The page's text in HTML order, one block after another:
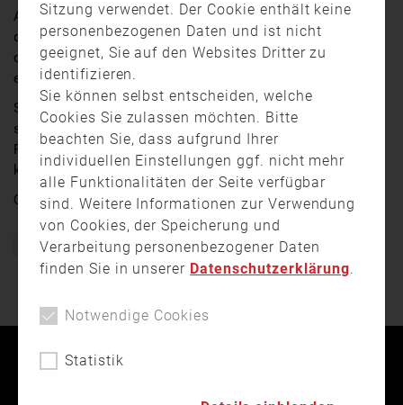
Am Mittwoch (12. Juni) hat die First-Responder-Einheit
der Feuerwehr einem 3-jährigen Buben in Obermenzing
das Leben gerettet, der beinahe an einer Tomate
erstickt wäre.
Stefan Osterloher von der Berufsfeuerwehr München
stellt in einem Interview die First Responder der
Feuerwehr vor und erklärt, wann sie zum Einsatz
kommen.
Quelle:muenchen.tv
Bayern Erste Hilfe Feuerwehr
Kontakt
Sitzung verwendet. Der Cookie enthält keine
personenbezogenen Daten und ist nicht
geeignet, Sie auf den Websites Dritter zu
identifizieren.
Sie können selbst entscheiden, welche
Cookies Sie zulassen möchten. Bitte
beachten Sie, dass aufgrund Ihrer
individuellen Einstellungen ggf. nicht mehr
alle Funktionalitäten der Seite verfügbar
sind. Weitere Informationen zur Verwendung
von Cookies, der Speicherung und
Verarbeitung personenbezogener Daten
finden Sie in unserer Datenschutzerklärung.
Notwendige Cookies
Statistik